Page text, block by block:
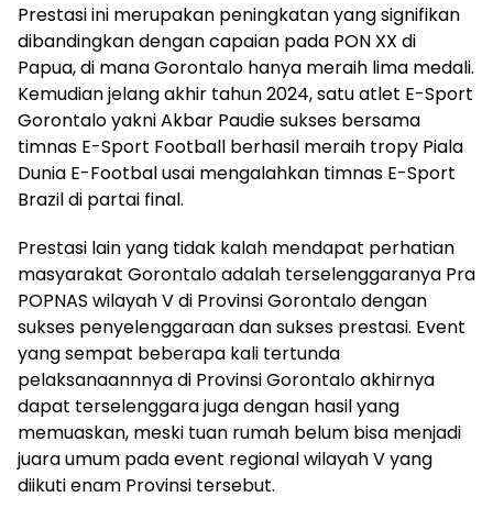
Prestasi ini merupakan peningkatan yang signifikan
dibandingkan dengan capaian pada PON XX di
Papua, di mana Gorontalo hanya meraih lima medali.
Kemudian jelang akhir tahun 2024, satu atlet E-Sport
Gorontalo yakni Akbar Paudie sukses bersama
timnas E-Sport Football berhasil meraih tropy Piala
Dunia E-Footbal usai mengalahkan timnas E-Sport
Brazil di partai final.
Prestasi lain yang tidak kalah mendapat perhatian
masyarakat Gorontalo adalah terselenggaranya Pra
POPNAS wilayah V di Provinsi Gorontalo dengan
sukses penyelenggaraan dan sukses prestasi. Event
yang sempat beberapa kali tertunda
pelaksanaannnya di Provinsi Gorontalo akhirnya
dapat terselenggara juga dengan hasil yang
memuaskan, meski tuan rumah belum bisa menjadi
juara umum pada event regional wilayah V yang
diikuti enam Provinsi tersebut.